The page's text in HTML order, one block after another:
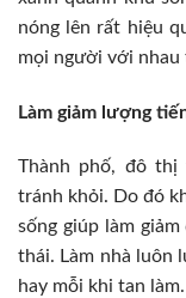
nóng lên rất hiệu
mọi người với nhau
Làm giảm lượng
Thành phố, đô
tránh khỏi. Do đó
sống giúp làm
thái. Làm nhà luôn
hay mỗi khi tan làm.